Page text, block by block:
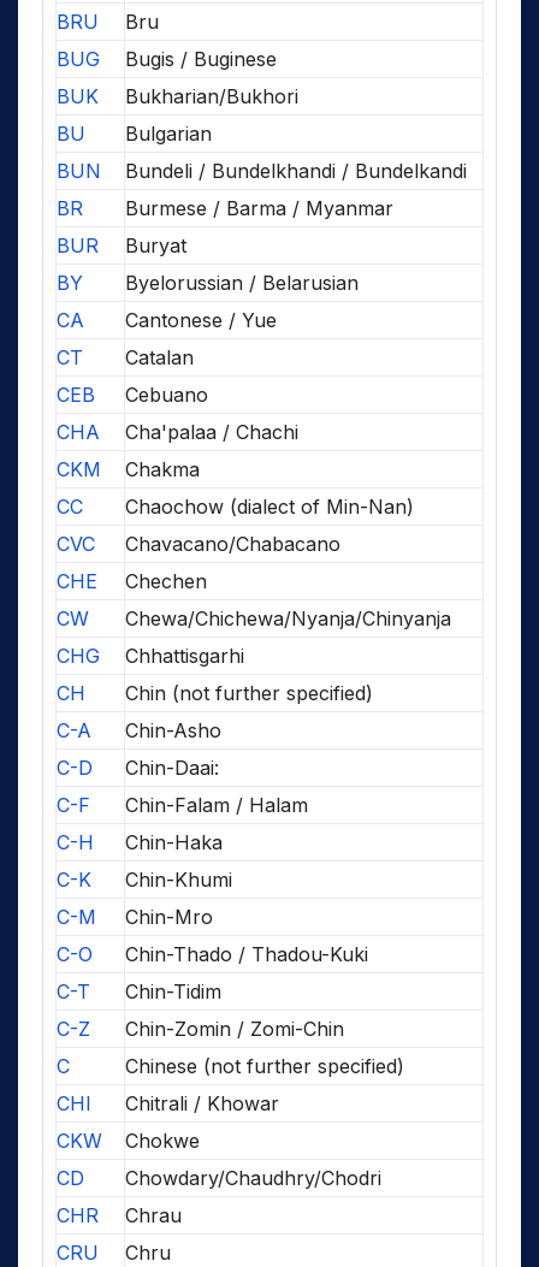
BRU
Bru
BUG
Bugis / Buginese
BUK
Bukharian/Bukhori
BU
Bulgarian
BUN
Bundeli / Bundelkhandi / Bundelkandi
BR
Burmese / Barma / Myanmar
BUR
Buryat
BY
Byelorussian / Belarusian
CA
Cantonese / Yue
CT
Catalan
CEB
Cebuano
CHA
Cha'palaa / Chachi
CKM
Chakma
CC
Chaochow (dialect of Min-Nan)
CVC
Chavacano/Chabacano
CHE
Chechen
CW
Chewa/Chichewa/Nyanja/Chinyanja
CHG
Chhattisgarhi
CH
Chin (not further specified)
C-A
Chin-Asho
C-D
Chin-Daai:
C-F
Chin-Falam / Halam
C-H
Chin-Haka
C-K
Chin-Khumi
C-M
Chin-Mro
C-O
Chin-Thado / Thadou-Kuki
C-T
Chin-Tidim
C-Z
Chin-Zomin / Zomi-Chin
C
Chinese (not further specified)
CHI
Chitrali / Khowar
CKW
Chokwe
CD
Chowdary/Chaudhry/Chodri
CHR
Chrau
CRU
Chru